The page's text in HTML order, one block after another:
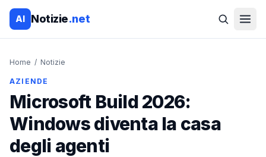
AI Notizie.net
Home / Notizie
AZIENDE
Microsoft Build 2026:
Windows diventa la casa
degli agenti